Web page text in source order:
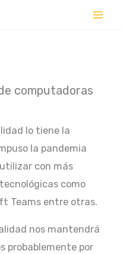
computadoras
lo tiene la
la pandemia
con más
como
Teams entre otras.
nos mantendrá
probablemente por